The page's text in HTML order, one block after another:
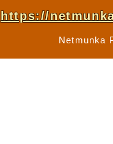
https://
Netmunka